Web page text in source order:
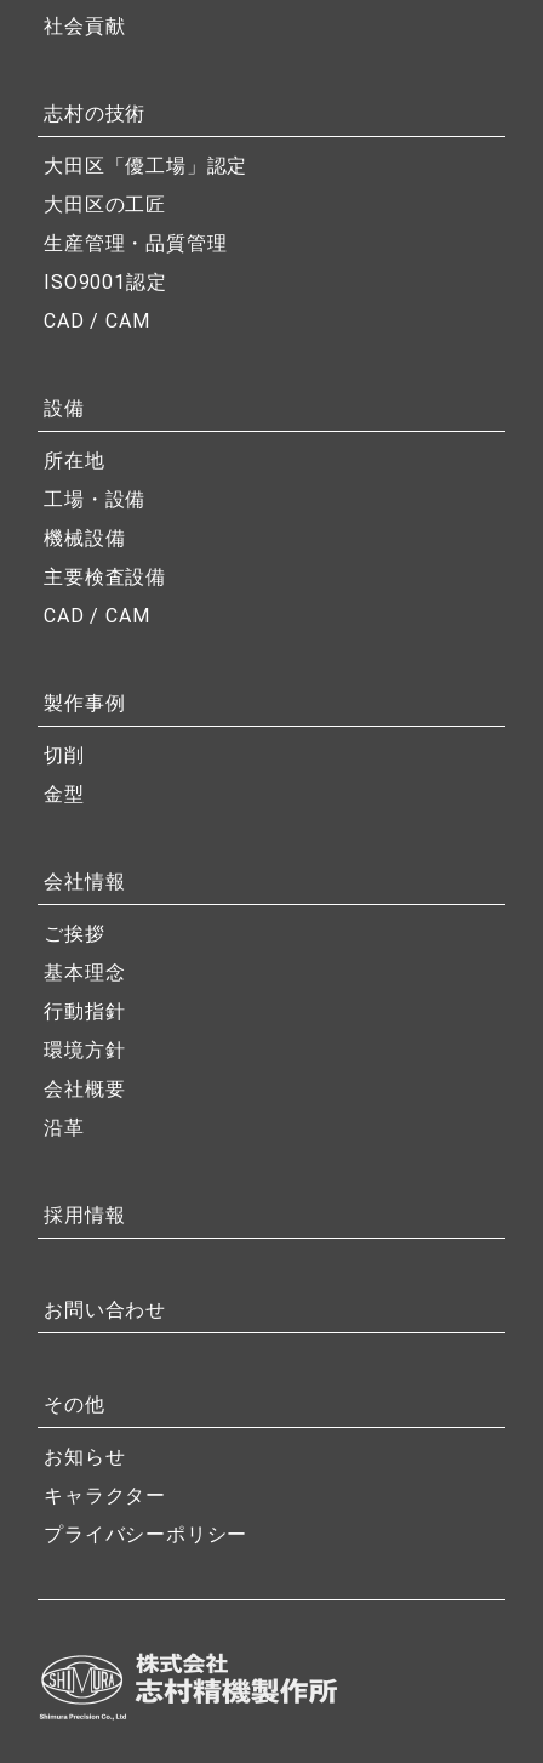
社会貢献
志村の技術
大田区「優工場」認定
大田区の工匠
生産管理・品質管理
ISO9001認定
CAD / CAM
設備
所在地
工場・設備
機械設備
主要検査設備
CAD / CAM
製作事例
切削
金型
会社情報
ご挨拶
基本理念
行動指針
環境方針
会社概要
沿革
採用情報
お問い合わせ
その他
お知らせ
キャラクター
プライバシーポリシー